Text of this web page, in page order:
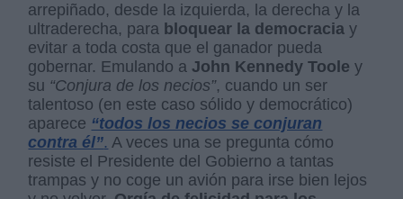
arrepiñado, desde la izquierda, la derecha y la
ultraderecha, para bloquear la democracia y
evitar a toda costa que el ganador pueda
gobernar. Emulando a John Kennedy Toole y
su “Conjura de los necios”, cuando un ser
talentoso (en este caso sólido y democrático)
aparece “todos los necios se conjuran
contra él”. A veces una se pregunta cómo
resiste el Presidente del Gobierno a tantas
trampas y no coge un avión para irse bien lejos